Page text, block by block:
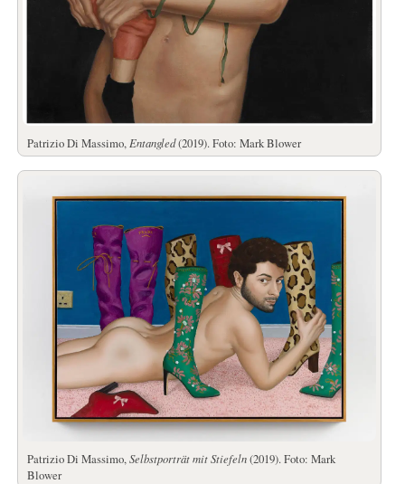
Patrizio Di Massimo, Entangled(2019). Foto: Mark Blower
Patrizio Di Massimo,Selbstporträt mit Stiefeln(2019). Foto: Mark
Blower